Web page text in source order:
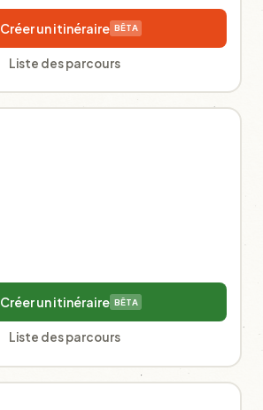
Créer un itinéraire BÊTA
Liste des parcours
Créer un itinéraire BÊTA
Liste des parcours